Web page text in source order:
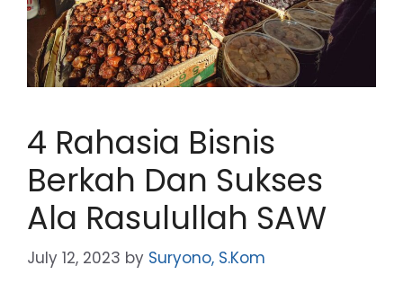
4 Rahasia Bisnis
Berkah Dan Sukses
Ala Rasulullah SAW
July 12, 2023 by Suryono, S.Kom